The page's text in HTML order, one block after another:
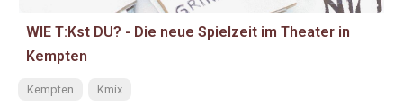
WIE T:Kst DU? - Die neue Spielzeit im Theater in
Kempten
Kempten Kmix